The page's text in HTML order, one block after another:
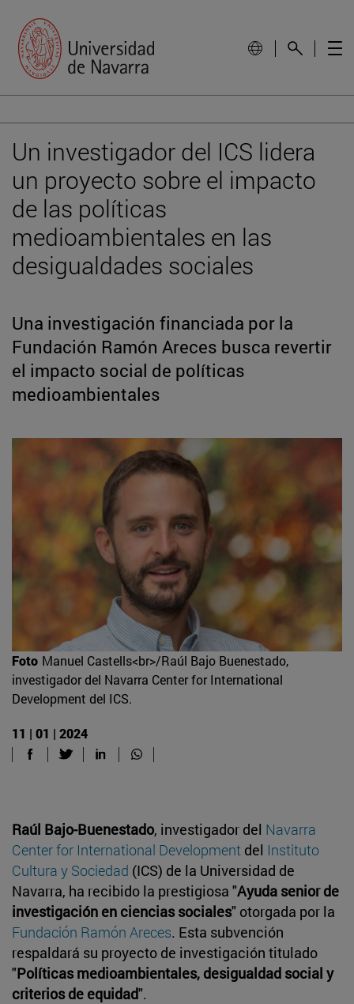
Un investigador del ICS lidera
un proyecto sobre el impacto
de las políticas
medioambientales en las
desigualdades sociales
Una investigación financiada por la
Fundación Ramón Areces busca revertir
el impacto social de políticas
medioambientales
Foto Manuel Castells<br>/Raúl Bajo Buenestado,
investigador del Navarra Center for International
Development del ICS.
11 | 01 | 2024
Raúl Bajo-Buenestado, investigador del Navarra
Center for International Development del Instituto
Cultura y Sociedad (ICS) de la Universidad de
Navarra, ha recibido la prestigiosa "Ayuda senior de
investigación en ciencias sociales" otorgada por la
Fundación Ramón Areces. Esta subvención
respaldará su proyecto de investigación titulado
"Políticas medioambientales, desigualdad social y
criterios de equidad".